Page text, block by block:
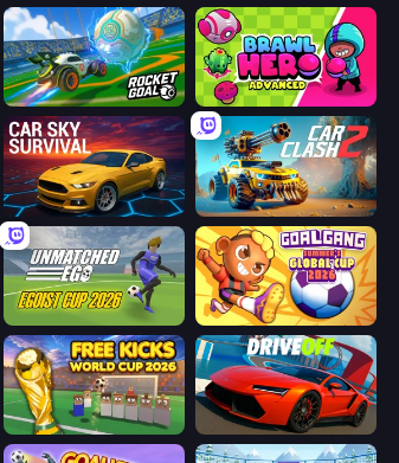
RocketGoal.io Brawl Hero
Car Sky Survival Car Clash 2
Goal Gang
Free Kicks World Cup 2026 DriveOff